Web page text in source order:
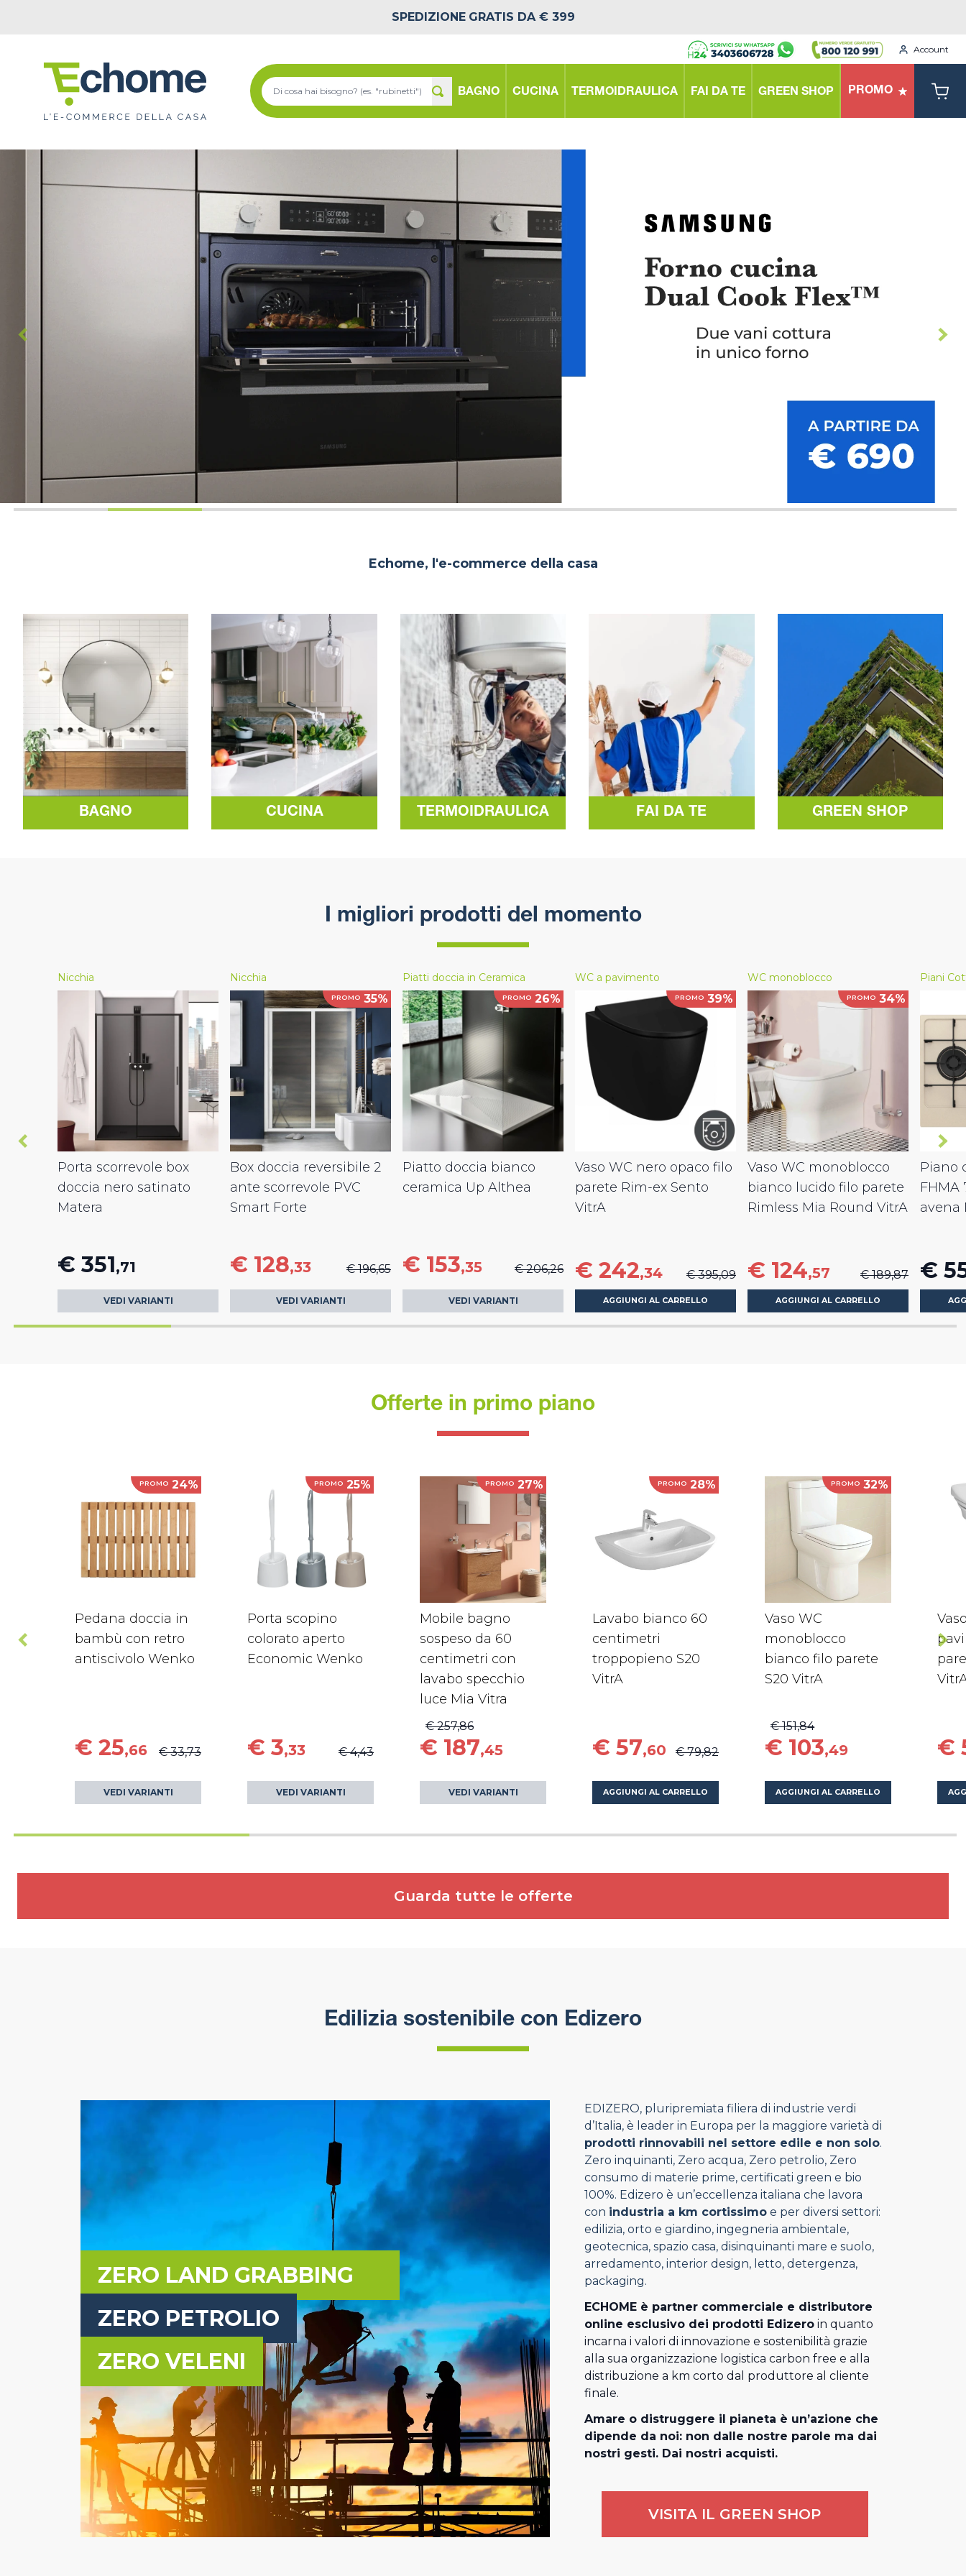
SPEDIZIONE GRATIS DA € 399
Account
BAGNO CUCINA TERMOIDRAULICA FAI DA TE GREEN SHOP PROMO
Echome, l'e-commerce della casa
BAGNO CUCINA TERMOIDRAULICA FAI DA TE GREEN SHOP
I migliori prodotti del momento
Nicchia
Porta scorrevole box
doccia nero satinato
Matera
€ 351,71
VEDI VARIANTI
Nicchia
PROMO 35%
Box doccia reversibile 2
ante scorrevole PVC
Smart Forte
€ 128,33 € 196,65
VEDI VARIANTI
Piatti doccia in Ceramica
PROMO 26%
Piatto doccia bianco
ceramica Up Althea
€ 153,35 € 206,26
VEDI VARIANTI
WC a pavimento
PROMO 39%
Vaso WC nero opaco filo
parete Rim-ex Sento
VitrA
€ 242,34 € 395,09
AGGIUNGI AL CARRELLO
WC monoblocco
PROMO 34%
Vaso WC monoblocco
bianco lucido filo parete
Rimless Mia Round VitrA
€ 124,57 € 189,87
AGGIUNGI AL CARRELLO
Piani
Piano
FHMA
avena
€
Offerte in primo piano
PROMO 24%
Pedana doccia in
bambù con retro
antiscivolo Wenko
€ 25,66 € 33,73
VEDI VARIANTI
PROMO 25%
Porta scopino
colorato aperto
Economic Wenko
€ 3,33 € 4,43
VEDI VARIANTI
PROMO 27%
Mobile bagno
sospeso da 60
centimetri con
lavabo specchio
luce Mia Vitra
€ 187,45
€ 257,86
VEDI VARIANTI
PROMO 28%
Lavabo bianco 60
centimetri
troppopieno S20
VitrA
€ 57,60 € 79,82
AGGIUNGI AL CARRELLO
PROMO 32%
Vaso WC
monoblocco
bianco filo parete
S20 VitrA
€ 103,49
€ 151,84
AGGIUNGI AL CARRELLO
€
Guarda tutte le offerte
Edilizia sostenibile con Edizero
ZERO LAND GRABBING
ZERO PETROLIO
ZERO VELENI
EDIZERO, pluripremiata filiera di industrie verdi
d’Italia, è leader in Europa per la maggiore varietà di
prodotti rinnovabili nel settore edile e non solo.
Zero inquinanti, Zero acqua, Zero petrolio, Zero
consumo di materie prime, certificati green e bio
100%. Edizero è un’eccellenza italiana che lavora
con industria a km cortissimoe per diversi settori:
edilizia, orto e giardino, ingegneria ambientale,
geotecnica, spazio casa, disinquinanti mare e suolo,
arredamento, interior design, letto, detergenza,
packaging.
ECHOME è partner commerciale e distributore
online esclusivo dei prodotti Edizeroin quanto
incarna i valori di innovazione e sostenibilità grazie
alla sua organizzazione logistica carbon free e alla
distribuzione a km corto dal produttore al cliente
finale.
Amare o distruggere il pianeta è un’azione che
dipende da noi: non dalle nostre parole ma dai
nostri gesti. Dai nostri acquisti.
VISITA IL GREEN SHOP